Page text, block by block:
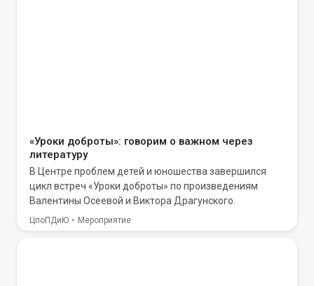
«Уроки доброты»: говорим о важном через
литературу
В Центре проблем детей и юношества завершился
цикл встреч «Уроки доброты» по произведениям
Валентины Осеевой и Виктора Драгунского.
ЦпоПДиЮ Мероприятие